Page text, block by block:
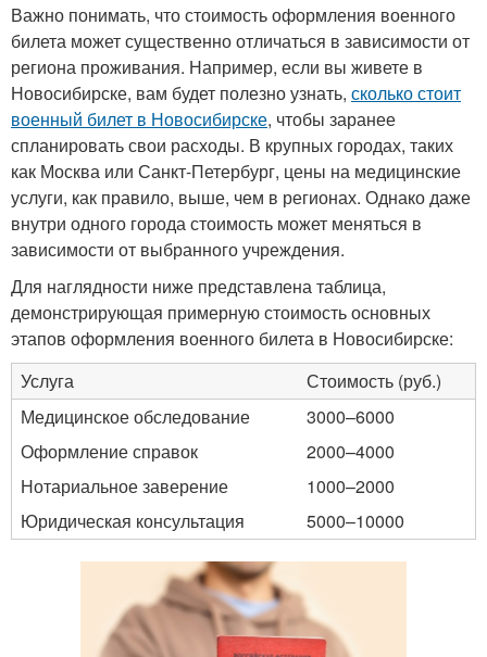
Важно понимать, что стоимость оформления военного
билета может существенно отличаться в зависимости от
региона проживания. Например, если вы живете в
Новосибирске, вам будет полезно узнать, сколько стоит
военный билет в Новосибирске, чтобы заранее
спланировать свои расходы. В крупных городах, таких
как Москва или Санкт-Петербург, цены на медицинские
услуги, как правило, выше, чем в регионах. Однако даже
внутри одного города стоимость может меняться в
зависимости от выбранного учреждения.
Для наглядности ниже представлена таблица,
демонстрирующая примерную стоимость основных
этапов оформления военного билета в Новосибирске:
Услуга
Стоимость (руб.)
Медицинское обследование
3000–6000
Оформление справок
2000–4000
Нотариальное заверение
1000–2000
Юридическая консультация
5000–10000